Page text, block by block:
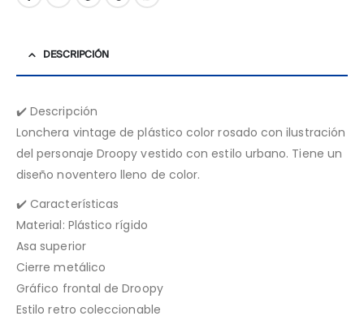
DESCRIPCIÓN
✔️ Descripción
Lonchera vintage de plástico color rosado con ilustración
del personaje Droopy vestido con estilo urbano. Tiene un
diseño noventero lleno de color.
✔️ Características
Material: Plástico rígido
Asa superior
Cierre metálico
Gráfico frontal de Droopy
Estilo retro coleccionable